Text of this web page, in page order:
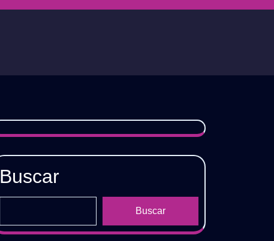
Buscar
Buscar